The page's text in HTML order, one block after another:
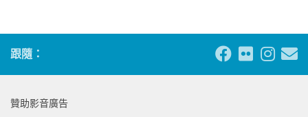
跟隨：
贊助影音廣告